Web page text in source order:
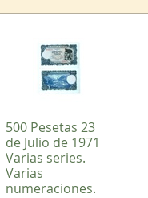
500 Pesetas 23
de Julio de 1971
Varias series.
Varias
numeraciones.